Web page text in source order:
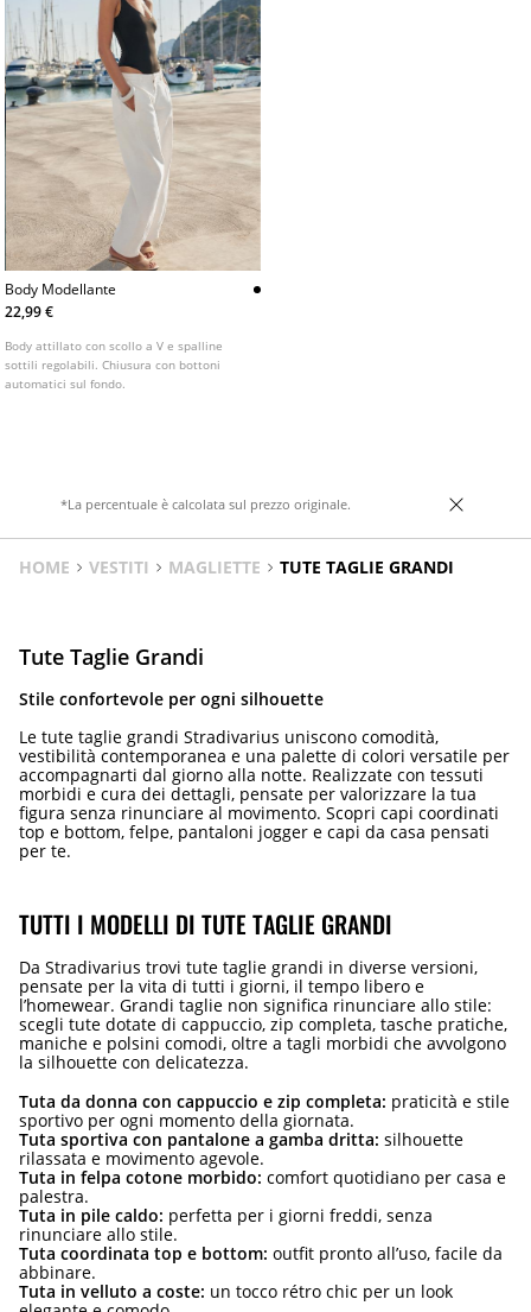
Body Modellante
22,99 €
Body attillato con scollo a V e spalline
sottili regolabili. Chiusura con bottoni
automatici sul fondo.
*La percentuale è calcolata sul prezzo originale.
HOME VESTITI MAGLIETTE TUTE TAGLIE GRANDI
Tute Taglie Grandi
Stile confortevole per ogni silhouette
Le tute taglie grandi Stradivarius uniscono comodità,
vestibilità contemporanea e una palette di colori versatile per
accompagnarti dal giorno alla notte. Realizzate con tessuti
morbidi e cura dei dettagli, pensate per valorizzare la tua
figura senza rinunciare al movimento. Scopri capi coordinati
top e bottom, felpe, pantaloni jogger e capi da casa pensati
per te.
TUTTI I MODELLI DI TUTE TAGLIE GRANDI
Da Stradivarius trovi tute taglie grandi in diverse versioni,
pensate per la vita di tutti i giorni, il tempo libero e
l’homewear. Grandi taglie non significa rinunciare allo stile:
scegli tute dotate di cappuccio, zip completa, tasche pratiche,
maniche e polsini comodi, oltre a tagli morbidi che avvolgono
la silhouette con delicatezza.
Tuta da donna con cappuccio e zip completa: praticità e stile
sportivo per ogni momento della giornata.
Tuta sportiva con pantalone a gamba dritta: silhouette
rilassata e movimento agevole.
Tuta in felpa cotone morbido: comfort quotidiano per casa e
palestra.
Tuta in pile caldo: perfetta per i giorni freddi, senza
rinunciare allo stile.
Tuta coordinata top e bottom: outfit pronto all’uso, facile da
abbinare.
Tuta in velluto a coste: un tocco rétro chic per un look